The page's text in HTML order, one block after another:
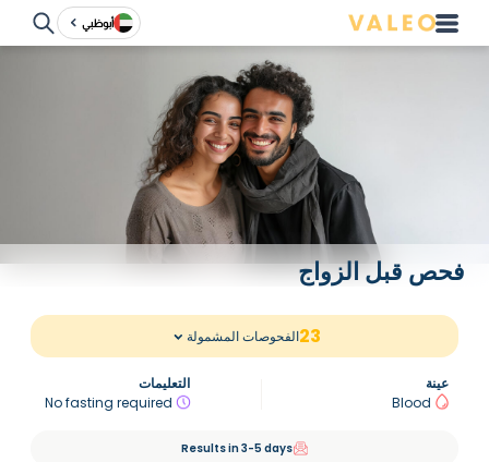
أبوظبي
فحص قبل الزواج
23الفحوصات المشمولة
عينة
Blood
التعليمات
No fasting required
Results in 3-5 days